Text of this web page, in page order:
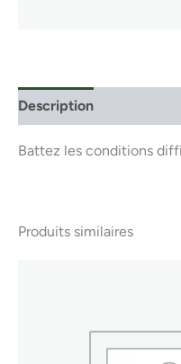
Description
Battez les conditions
Produits similaires